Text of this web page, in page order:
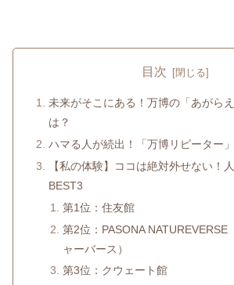
目次
未来がそこにある！万博の「あがら
は？
ハマる人が続出！「万博リピーター
【私の体験】ココは絶対外せない！
BEST3
第1位：住友館
第2位：PASONA NATUREVERSE
ャーバース）
第3位：クウェート館